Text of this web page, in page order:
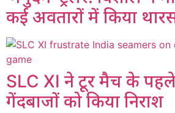
कई अवतारों में किया
SLC XI ने टूर मैच के
गेंदबाजों को किया निराश